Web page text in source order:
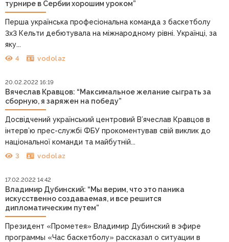
турнире в Сербии хорошим уроком”
Перша українська професіональна команда з баскетболу
3х3 Кельти дебютувала на міжнародному рівні. Українці, за
яку...
4 vodolaz
20.02.2022 16:19
Вячеслав Кравцов: “Максимальное желание сыграть за
сборную, я заряжен на победу”
Досвідчений український центровий В’ячеслав Кравцов в
інтерв’ю прес-службі ФБУ прокоментував свій виклик до
національної команди та майбутній...
3 vodolaz
17.02.2022 14:42
Владимир Дубинский: “Мы верим, что это паника
искусственно создаваемая, и все решится
дипломатическим путем”
Президент «Прометея» Владимир Дубинский в эфире
программы «Час баскетболу» рассказал о ситуации в